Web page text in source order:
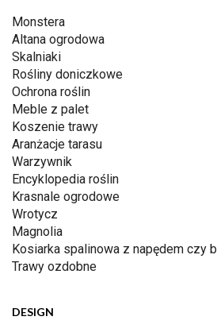
Monstera
Altana ogrodowa
Skalniaki
Rośliny doniczkowe
Ochrona roślin
Meble z palet
Koszenie trawy
Aranżacje tarasu
Warzywnik
Encyklopedia roślin
Krasnale ogrodowe
Wrotycz
Magnolia
Kosiarka spalinowa z napędem czy
Trawy ozdobne
DESIGN